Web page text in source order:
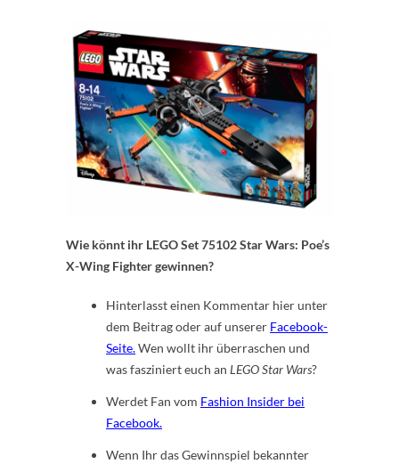
Wie könnt ihr LEGO Set 75102 Star Wars: Poe’s
X-Wing Fighter gewinnen?
Hinterlasst einen Kommentar hier unter
dem Beitrag oder auf unserer Facebook-
Seite.Wen wollt ihr überraschen und
was fasziniert euch an LEGOStar Wars?
Werdet Fan vom Fashion Insider bei
Facebook.
Wenn Ihr das Gewinnspiel bekannter